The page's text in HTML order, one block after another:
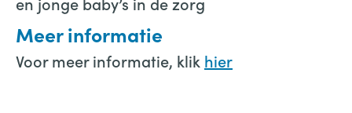
Meer informatie
Voor meer informatie, klik hier